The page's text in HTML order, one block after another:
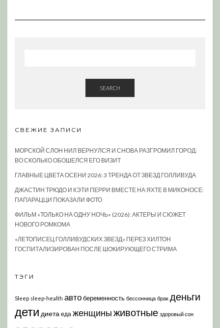
SEARCH
СВЕЖИЕ ЗАПИСИ
МОРСКОЙ СЛОН НИЛ ВЕРНУЛСЯ И СНОВА РАЗГРОМИЛ ГОРОД:
ВО СКОЛЬКО ОБОШЕЛСЯ ЕГО ВИЗИТ
ГЛАВНЫЕ ЦВЕТА ОСЕНИ 2026: 3 ТРЕНДА ОТ ЗВЕЗД ГОЛЛИВУДА
ДЖАСТИН ТРЮДО И КЭТИ ПЕРРИ ВМЕСТЕ НА ЯХТЕ В МИКОНОСЕ:
ПАПАРАЦЦИ ПОКАЗАЛИ ФОТО
ФИЛЬМ «ТОЛЬКО НА ОДНУ НОЧЬ» (2026): АКТЕРЫ И СЮЖЕТ
НОВОГО РОМКОМА
«ЛЕТОПИСЕЦ ГОЛЛИВУДСКИХ ЗВЕЗД» ПЕРЕЗ ХИЛТОН
ГОСПИТАЛИЗИРОВАН ПОСЛЕ ШОКИРУЮЩЕГО СТРИМА
ТЭГИ
Sleep sleep-health автобеременность бессонница брак деньги
дети диета еда женщиныживотные здоровый сон